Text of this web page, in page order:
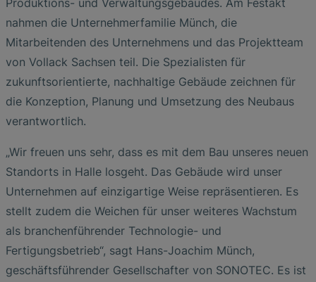
Produktions- und Verwaltungsgebäudes. Am Festakt
nahmen die Unternehmerfamilie Münch, die
Mitarbeitenden des Unternehmens und das Projektteam
von Vollack Sachsen teil. Die Spezialisten für
zukunftsorientierte, nachhaltige Gebäude zeichnen für
die Konzeption, Planung und Umsetzung des Neubaus
verantwortlich.
„Wir freuen uns sehr, dass es mit dem Bau unseres neuen
Standorts in Halle losgeht. Das Gebäude wird unser
Unternehmen auf einzigartige Weise repräsentieren. Es
stellt zudem die Weichen für unser weiteres Wachstum
als branchenführender Technologie- und
Fertigungsbetrieb“, sagt Hans-Joachim Münch,
geschäftsführender Gesellschafter von SONOTEC. Es ist